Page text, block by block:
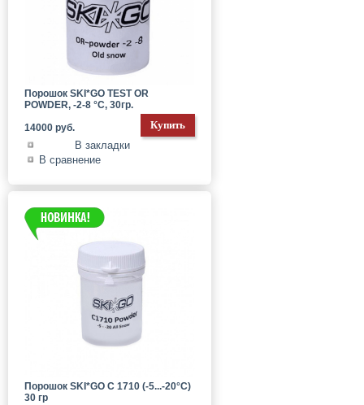
Порошок SKI*GO TEST OR
POWDER, -2-8 °С, 30гр.
14000 руб.
В закладки
В сравнение
Порошок SKI*GO С 1710 (-5...-20°C)
30 гр